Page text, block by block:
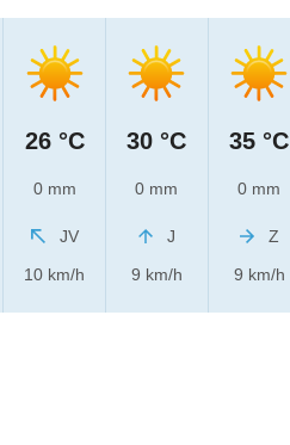
26 °C
0 mm
JV
10 km/h
30 °C
0 mm
J
9 km/h
35 °C
0 mm
Z
9 km/h